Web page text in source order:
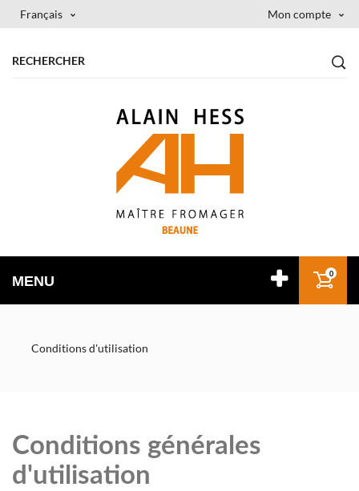
Mon compte
Français
MENU 0
Conditions d'utilisation
Conditions générales
d'utilisation